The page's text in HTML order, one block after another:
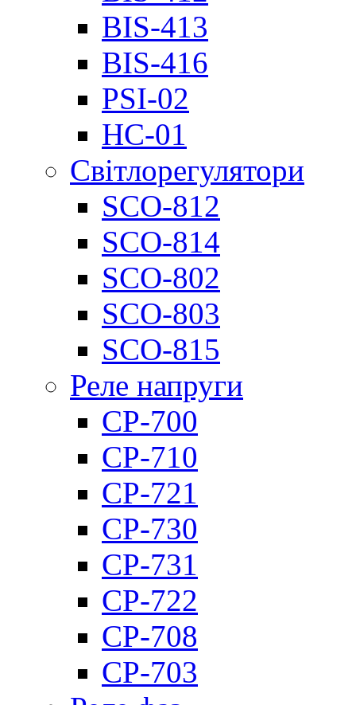
BIS-413
BIS-416
PSI-02
НС-01
Світлорегулятори
SCO-812
SCO-814
SCO-802
SCO-803
SCO-815
Реле напруги
CP-700
CP-710
CP-721
CP-730
CP-731
CP-722
CP-708
CP-703